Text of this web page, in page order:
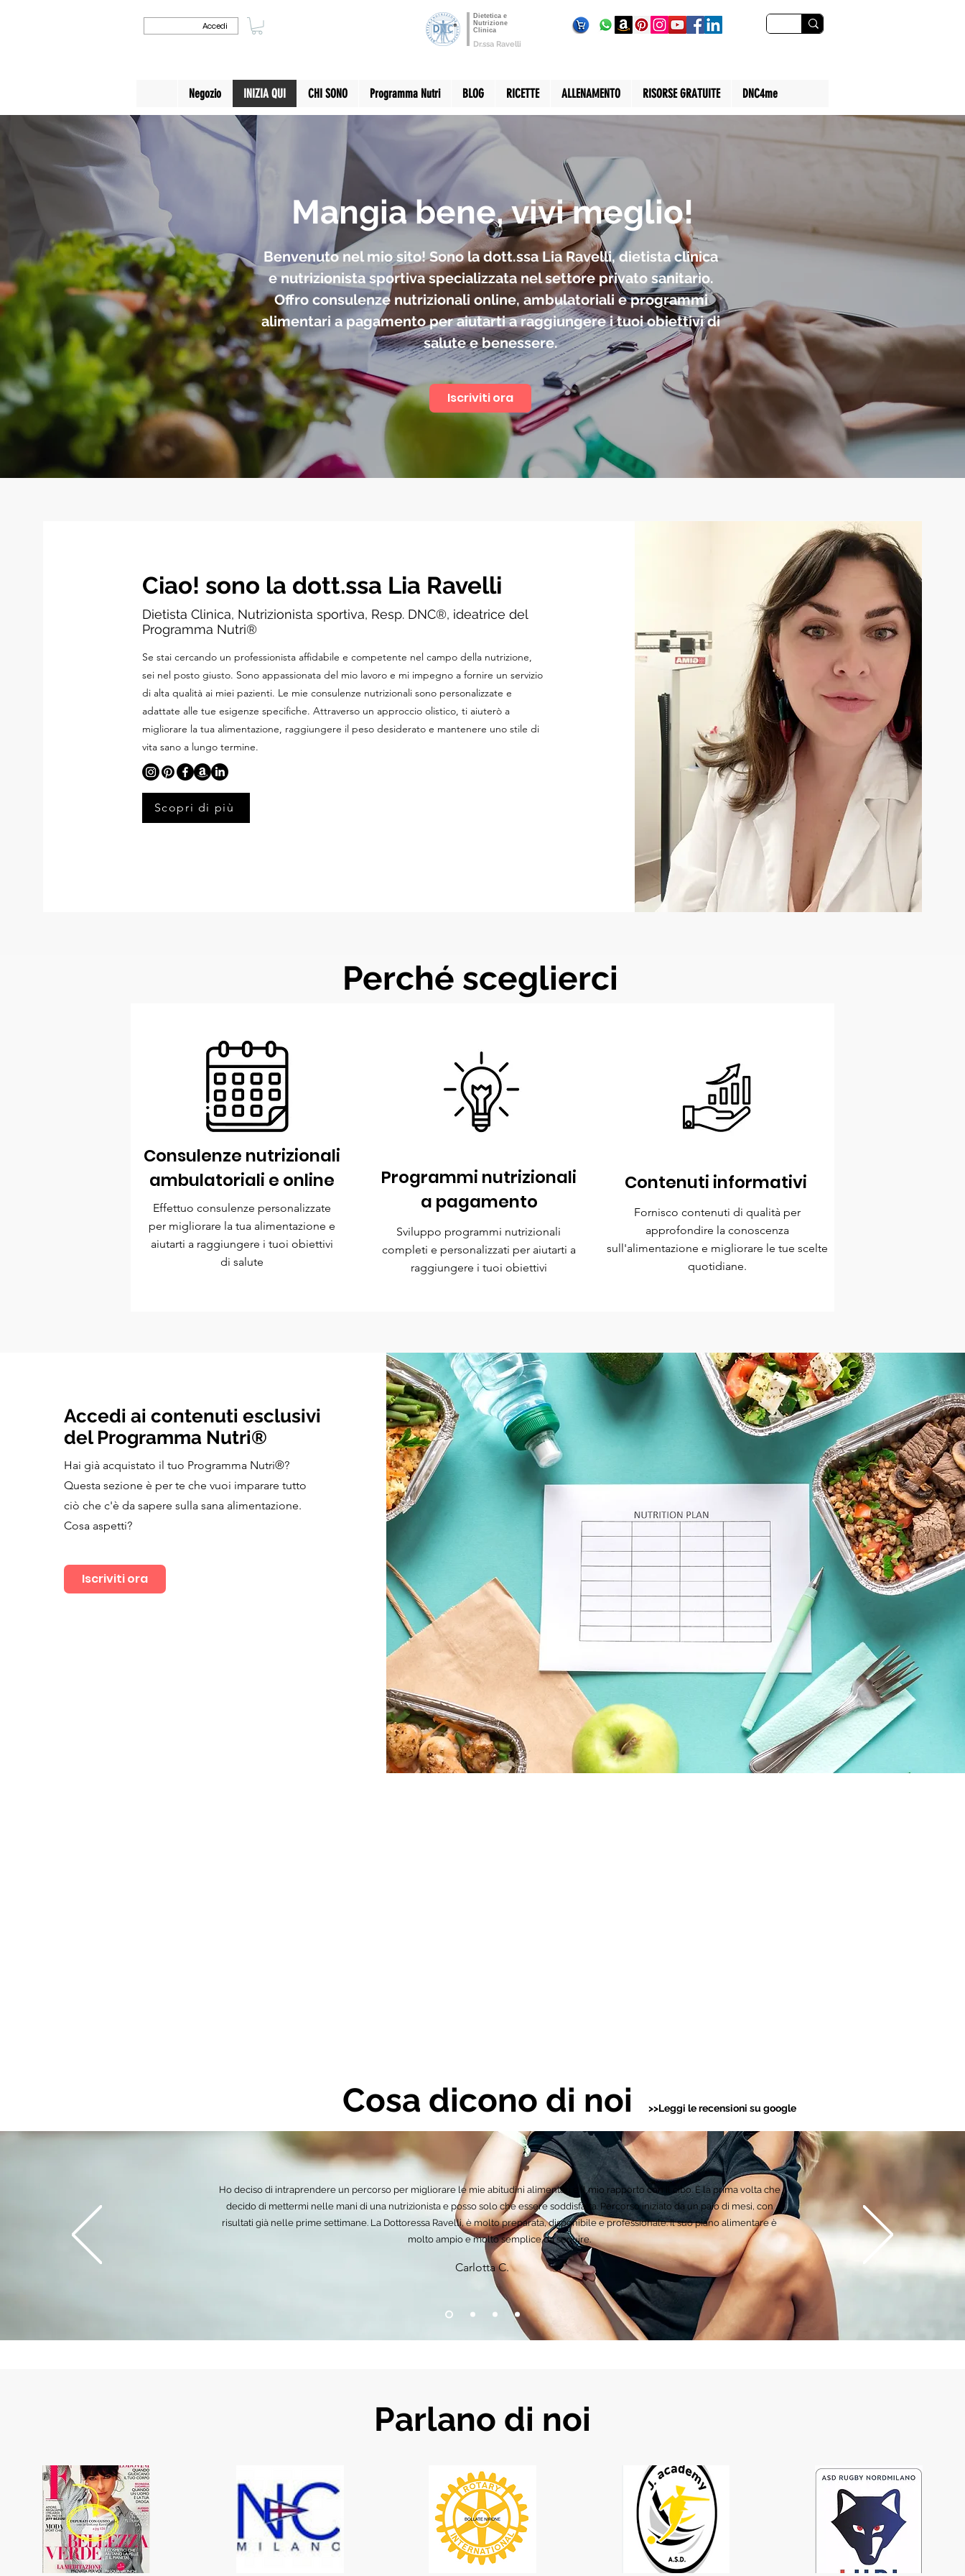
Accedi
Dietetica e
Nutrizione
Clinica
Dr.ssa Ravelli
Negozio INIZIA QUI CHI SONO Programma Nutri BLOG RICETTE ALLENAMENTO RISORSE GRATUITE DNC4me
Mangia bene, vivi meglio!
Benvenuto nel mio sito! Sono la dott.ssa Lia Ravelli, dietista clinica
e nutrizionista sportiva specializzata nel settore privato sanitario.
Offro consulenze nutrizionali online, ambulatoriali e programmi
alimentari a pagamento per aiutarti a raggiungere i tuoi obiettivi di
salute e benessere.
Iscriviti ora
Ciao! sono la dott.ssa Lia Ravelli
Dietista Clinica, Nutrizionista sportiva, Resp. DNC®, ideatrice del
Programma Nutri®
Se stai cercando un professionista affidabile e competente nel campo della nutrizione,
sei nel posto giusto. Sono appassionata del mio lavoro e mi impegno a fornire un servizio
di alta qualità ai miei pazienti. Le mie consulenze nutrizionali sono personalizzate e
adattate alle tue esigenze specifiche. Attraverso un approccio olistico, ti aiuterò a
migliorare la tua alimentazione, raggiungere il peso desiderato e mantenere uno stile di
vita sano a lungo termine.
Scopri di più
Perché sceglierci
Consulenze nutrizionali
ambulatoriali e online
Effettuo consulenze personalizzate
per migliorare la tua alimentazione e
aiutarti a raggiungere i tuoi obiettivi
di salute
Programmi nutrizionali
a pagamento
Sviluppo programmi nutrizionali
completi e personalizzati per aiutarti a
raggiungere i tuoi obiettivi
Contenuti informativi
Fornisco contenuti di qualità per
approfondire la conoscenza
sull'alimentazione e migliorare le tue scelte
quotidiane.
Accedi ai contenuti esclusivi
del Programma Nutri®
Hai già acquistato il tuo Programma Nutri®?
Questa sezione è per te che vuoi imparare tutto
ciò che c'è da sapere sulla sana alimentazione.
Cosa aspetti?
Iscriviti ora
Cosa dicono di noi >>Leggi le recensioni su google
Ho deciso di intraprendere un percorso per migliorare le mie abitudini alimentari e il mio rapporto con il cibo. È la prima volta che
decido di mettermi nelle mani di una nutrizionista e posso solo che essere soddisfatta. Percorso iniziato da un paio di mesi, con
risultati già nelle prime settimane. La Dottoressa Ravelli, è molto preparata, disponibile e professionale. Il suo piano alimentare è
molto ampio e molto semplice da seguire.
Carlotta C.
Parlano di noi